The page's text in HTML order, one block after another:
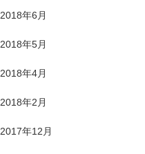
2018年6月
2018年5月
2018年4月
2018年2月
2017年12月